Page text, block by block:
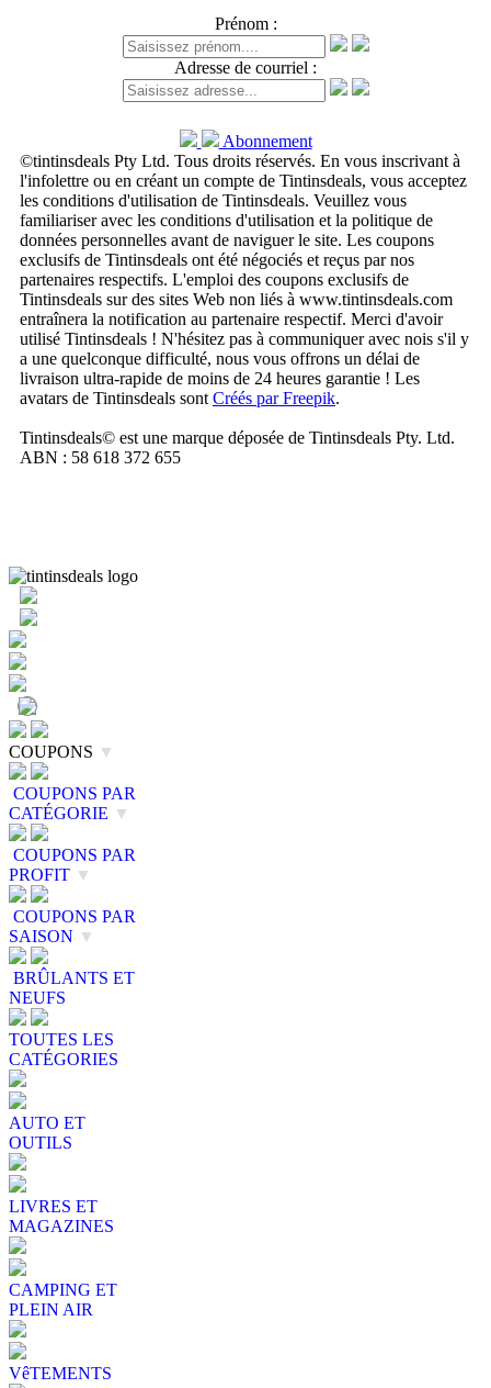
Prénom :
Adresse de courriel :
Abonnement
©tintinsdeals Pty Ltd. Tous droits réservés. En vous inscrivant à
l'infolettre ou en créant un compte de Tintinsdeals, vous acceptez
les conditions d'utilisation de Tintinsdeals. Veuillez vous
familiariser avec les conditions d'utilisation et la politique de
données personnelles avant de naviguer le site. Les coupons
exclusifs de Tintinsdeals ont été négociés et reçus par nos
partenaires respectifs. L'emploi des coupons exclusifs de
Tintinsdeals sur des sites Web non liés à www.tintinsdeals.com
entraînera la notification au partenaire respectif. Merci d'avoir
utilisé Tintinsdeals ! N'hésitez pas à communiquer avec nois s'il y
a une quelconque difficulté, nous vous offrons un délai de
livraison ultra-rapide de moins de 24 heures garantie ! Les
avatars de Tintinsdeals sont Créés par Freepik.
Tintinsdeals© est une marque déposée de Tintinsdeals Pty. Ltd.
ABN : 58 618 372 655
COUPONS ▼
COUPONS PAR
CATÉGORIE ▼
COUPONS PAR
PROFIT ▼
COUPONS PAR
SAISON ▼
BRÛLANTS ET
NEUFS
TOUTES LES
CATÉGORIES
AUTO ET
OUTILS
LIVRES ET
MAGAZINES
CAMPING ET
PLEIN AIR
VêTEMENTS